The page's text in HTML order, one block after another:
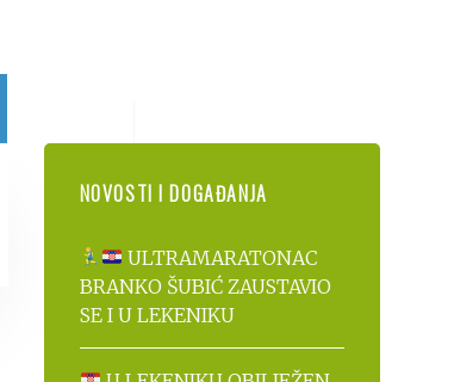
NOVOSTI I DOGAĐANJA
ULTRAMARATONAC
BRANKO ŠUBIĆ ZAUSTAVIO
SE I U LEKENIKU